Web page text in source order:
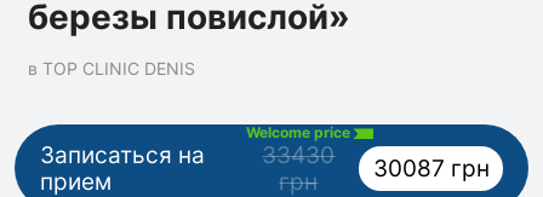
березы повислой»
в TOP CLINIC DENIS
Записаться на
прием
Welcome price
33430
грн
30087 грн